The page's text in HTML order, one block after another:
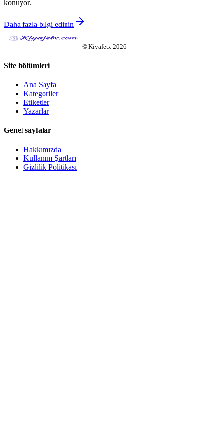
konuyor.
Daha fazla bilgi edinin
© Kiyafetx 2026
Site bölümleri
Ana Sayfa
Kategoriler
Etiketler
Yazarlar
Genel sayfalar
Hakkımızda
Kullanım Şartları
Gizlilik Politikası